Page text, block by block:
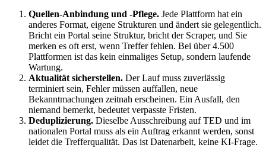
Quellen-Anbindung und -Pflege. Jede Plattform hat ein
anderes Format, eigene Strukturen und ändert sie gelegentlich.
Bricht ein Portal seine Struktur, bricht der Scraper, und Sie
merken es oft erst, wenn Treffer fehlen. Bei über 4.500
Plattformen ist das kein einmaliges Setup, sondern laufende
Wartung.
Aktualität sicherstellen. Der Lauf muss zuverlässig
terminiert sein, Fehler müssen auffallen, neue
Bekanntmachungen zeitnah erscheinen. Ein Ausfall, den
niemand bemerkt, bedeutet verpasste Fristen.
Deduplizierung. Dieselbe Ausschreibung auf TED und im
nationalen Portal muss als ein Auftrag erkannt werden, sonst
leidet die Trefferqualität. Das ist Datenarbeit, keine KI-Frage.